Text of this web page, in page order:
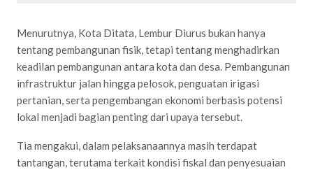
Menurutnya, Kota Ditata, Lembur Diurus bukan hanya
tentang pembangunan fisik, tetapi tentang menghadirkan
keadilan pembangunan antara kota dan desa. Pembangunan
infrastruktur jalan hingga pelosok, penguatan irigasi
pertanian, serta pengembangan ekonomi berbasis potensi
lokal menjadi bagian penting dari upaya tersebut.
Tia mengakui, dalam pelaksanaannya masih terdapat
tantangan, terutama terkait kondisi fiskal dan penyesuaian